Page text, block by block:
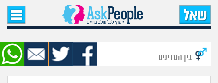
עמוד הבית
שאל שאלה
שאלות חדשות
בין הסדינים